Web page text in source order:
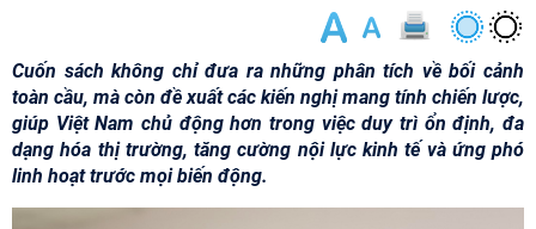
Cuốn sách không chỉ đưa ra những phân tích về bối cảnh
toàn cầu, mà còn đề xuất các kiến nghị mang tính chiến lược,
giúp Việt Nam chủ động hơn trong việc duy trì ổn định, đa
dạng hóa thị trường, tăng cường nội lực kinh tế và ứng phó
linh hoạt trước mọi biến động.